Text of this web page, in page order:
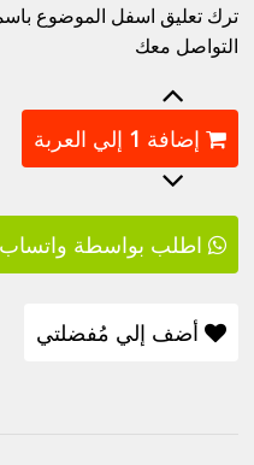
ترك تعليق اسفل الموضوع
التواصل معك
إضافة 1 إلي العربة
اطلب بواسطة واتساب
أضف إلي مُفضلتي